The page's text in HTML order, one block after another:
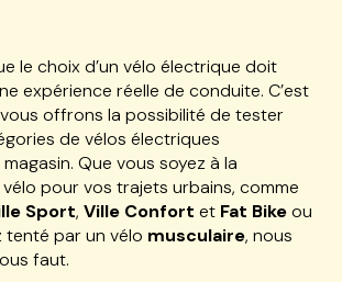
le choix d’un vélo électrique doit
expérience réelle de conduite. C’est
offrons la possibilité de tester
de vélos électriques
Que vous soyez à la
vélo pour vos trajets urbains, comme
Sport,Ville Confort et Fat Bikeou
tenté par un vélo musculaire, nous
faut.